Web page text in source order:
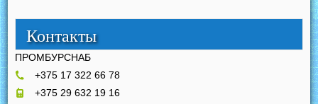
Контакты
ПРОМБУРСНАБ
+375 17 322 66 78
+375 29 632 19 16